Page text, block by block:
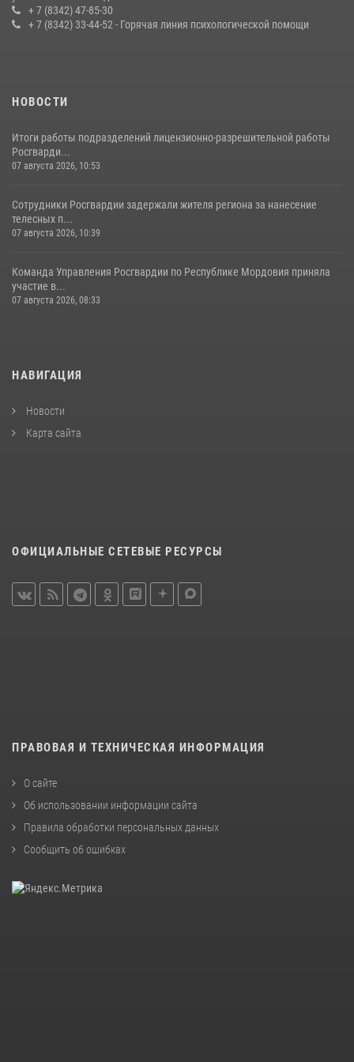
конкурса профмастерства в Саранске
23 июля 2026, 11:54 4
+ 7 (8342) 47-85-30
+ 7 (8342) 33-44-52 - Горячая линия психологической помощи
НОВОСТИ
Итоги работы подразделений лицензионно-разрешительной работы
Росгварди...
07 августа 2026, 10:53
Сотрудники Росгвардии задержали жителя региона за нанесение
телесных п...
07 августа 2026, 10:39
Команда Управления Росгвардии по Республике Мордовия приняла
участие в...
07 августа 2026, 08:33
НАВИГАЦИЯ
Новости
Карта сайта
ОФИЦИАЛЬНЫЕ СЕТЕВЫЕ РЕСУРСЫ
ПРАВОВАЯ И ТЕХНИЧЕСКАЯ ИНФОРМАЦИЯ
О сайте
Об использовании информации сайта
Правила обработки персональных данных
Сообщить об ошибках